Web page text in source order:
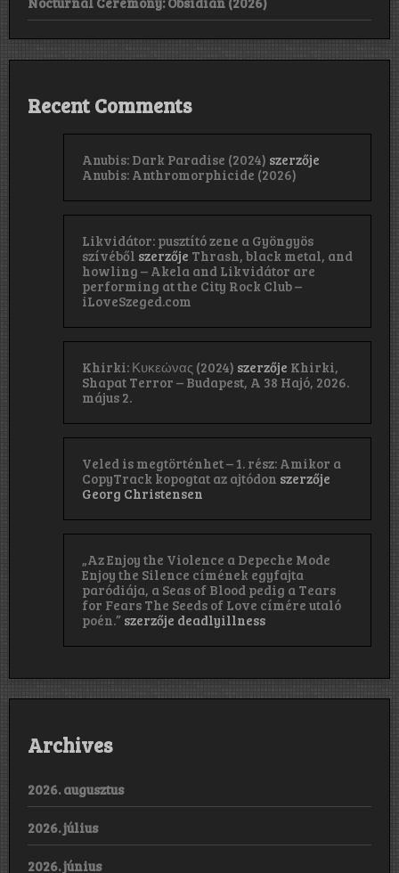
Recent Comments
Anubis: Dark Paradise (2024) szerzője
Anubis: Anthromorphicide (2026)
Likvidátor: pusztító zene a Gyöngyös
szívéből szerzője Thrash, black metal, and
howling – Akela and Likvidátor are
performing at the City Rock Club –
iLoveSzeged.com
Khirki: Κ​υ​κ​ε​ώ​ν​α​ς (2024) szerzője Khirki,
Shapat Terror – Budapest, A 38 Hajó, 2026.
május 2.
Veled is megtörténhet – 1. rész: Amikor a
CopyTrack kopogtat az ajtódon szerzője
Georg Christensen
„Az Enjoy the Violence a Depeche Mode
Enjoy the Silence címének egyfajta
paródiája, a Seas of Blood pedig a Tears
for Fears The Seeds of Love címére utaló
poén.” szerzője deadlyillness
Archives
2026. augusztus
2026. július
2026. június